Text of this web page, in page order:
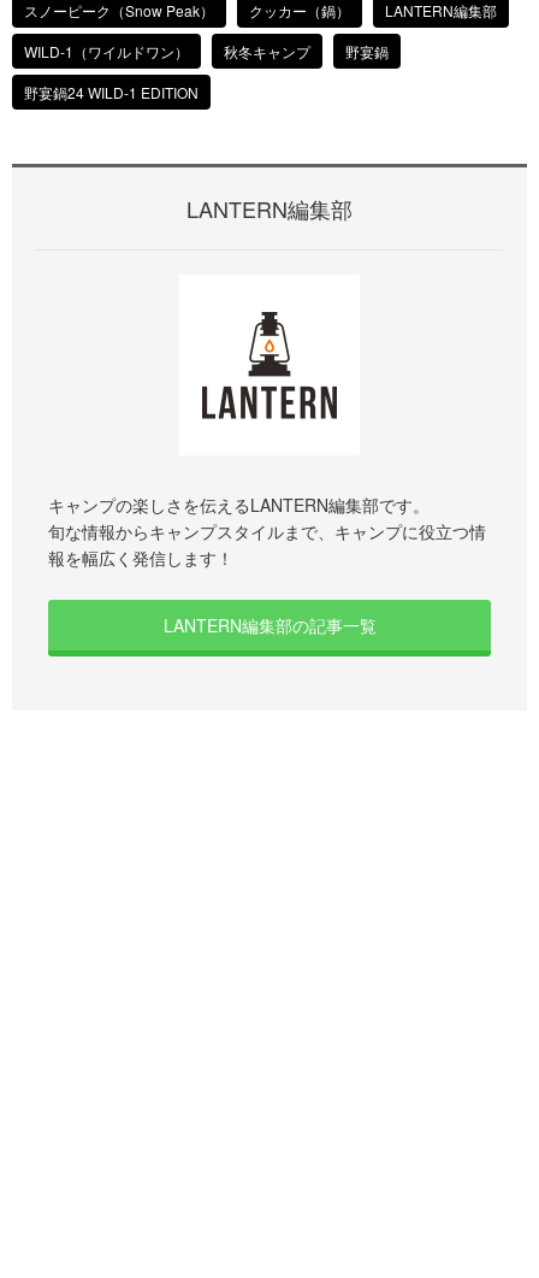
スノーピーク（Snow Peak） クッカー（鍋）
LANTERN編集部
WILD-1（ワイルドワン）
秋冬キャンプ
野宴鍋
野宴鍋24 WILD-1 EDITION
LANTERN編集部
キャンプの楽しさを伝えるLANTERN編集部です。
旬な情報からキャンプスタイルまで、キャンプに役立つ情
報を幅広く発信します！
LANTERN編集部の記事一覧